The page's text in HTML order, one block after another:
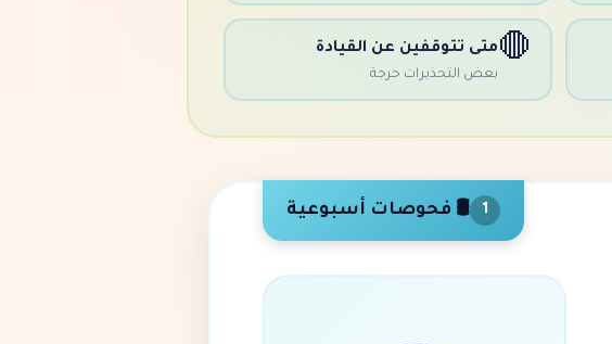
🛑متى تتوقفين عن القيادة
بعض التحذيرات حرجة
1 🛢️ فحوصات أسبوعية